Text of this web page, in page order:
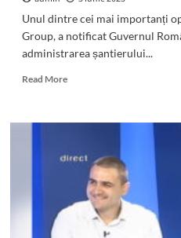
Unul dintre cei mai importanți
Group, a notificat Guvernul
administrarea șantierului...
Read MoreRead
GIGANTUL
ar
dori
preia
Damen
Mangalia.